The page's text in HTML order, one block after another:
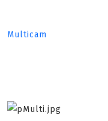
Multicam